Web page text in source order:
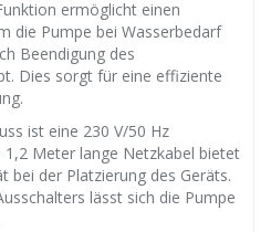
ermöglicht einen
die Pumpe bei Wasserbedarf
Beendigung des
Dies sorgt für eine effiziente
ist eine 230 V/50 Hz
Meter lange Netzkabel bietet
bei der Platzierung des Geräts.
lässt sich die Pumpe